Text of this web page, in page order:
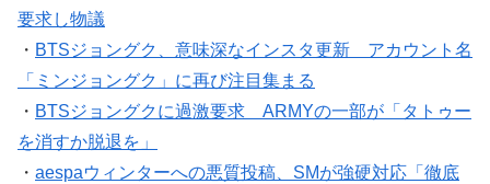
要求し物議
・ BTSジョングク、意味深なインスタ更新 アカウント名
「ミンジョングク」に再び注目集まる
・ BTSジョングクに過激要求 ARMYの一部が「タトゥー
を消すか脱退を」
・ aespaウィンターへの悪質投稿、SMが強硬対応「徹底